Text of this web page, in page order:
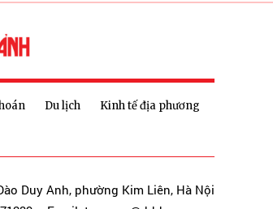
Du lịch
Kinh tế địa phương
Duy Anh, phường Kim Liên, Hà Nội